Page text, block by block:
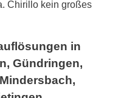
Chirillo kein großes
in
Gündringen,